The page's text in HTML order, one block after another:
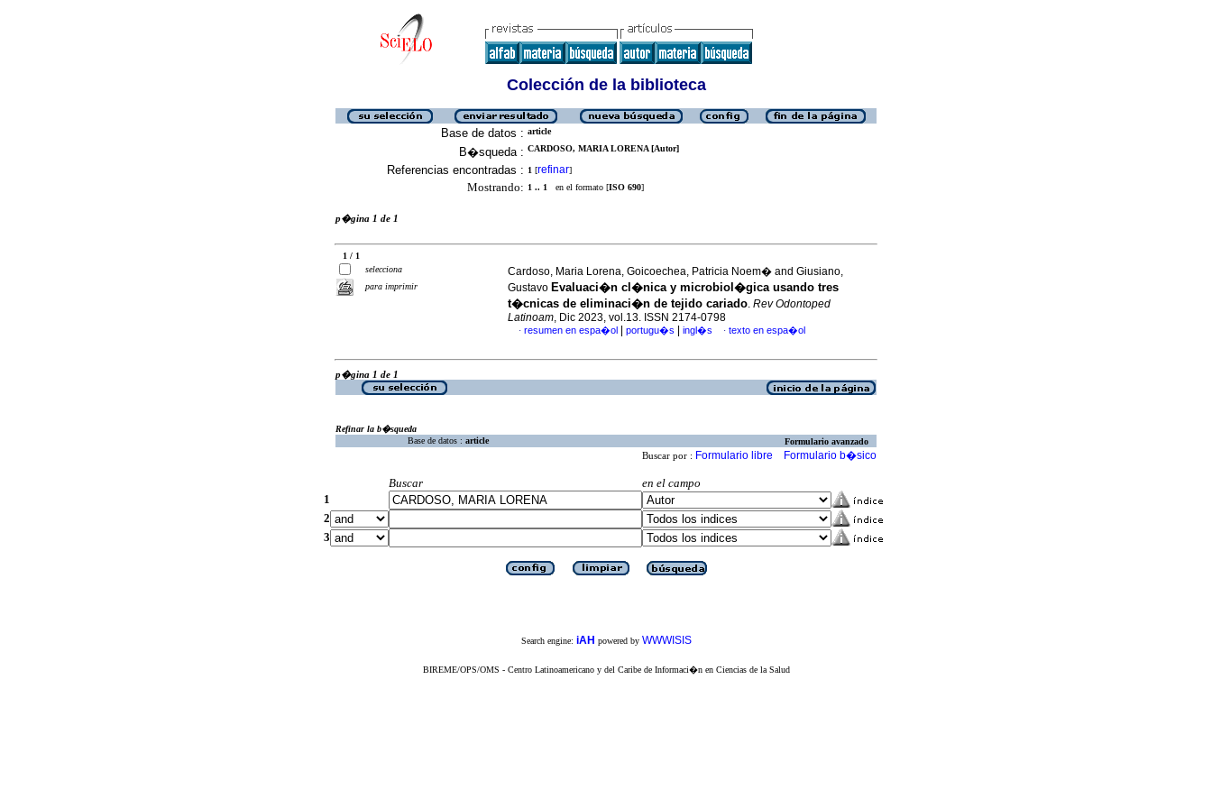
Colección de la biblioteca
Base de datos : article
B�squeda : CARDOSO, MARIA LORENA [Autor]
Referencias encontradas : 1 [refinar]
Mostrando: 1 .. 1 en el formato [ISO 690]
p�gina 1 de 1
1 / 1
selecciona
para imprimir
Cardoso, Maria Lorena, Goicoechea, Patricia Noem� and Giusiano,
Gustavo Evaluaci�n cl�nica y microbiol�gica usando tres
t�cnicas de eliminaci�n de tejido cariado. Rev Odontoped
Latinoam, Dic 2023, vol.13. ISSN 2174-0798
· resumen en espa�ol portugu�s ingl�s · texto en espa�ol
p�gina 1 de 1
Refinar la b�squeda
Base de datos : article Formulario avanzado
Buscar por : Formulario libre Formulario b�sico
Buscar
en el campo
1
2
3
Search engine: iAH powered by WWWISIS
BIREME/OPS/OMS - Centro Latinoamericano y del Caribe de Informaci�n en Ciencias de la Salud